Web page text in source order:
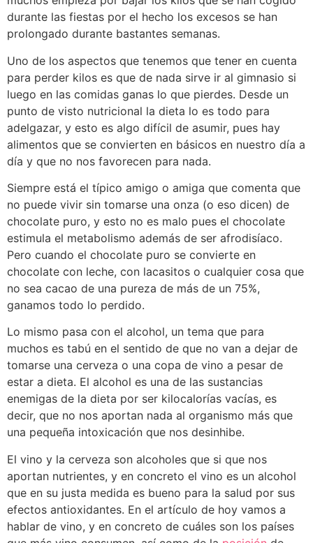
durante las fiestas por el hecho los excesos se han
prolongado durante bastantes semanas.
Uno de los aspectos que tenemos que tener en cuenta
para perder kilos es que de nada sirve ir al gimnasio si
luego en las comidas ganas lo que pierdes. Desde un
punto de visto nutricional la dieta lo es todo para
adelgazar, y esto es algo difícil de asumir, pues hay
alimentos que se convierten en básicos en nuestro día a
día y que no nos favorecen para nada.
Siempre está el típico amigo o amiga que comenta que
no puede vivir sin tomarse una onza (o eso dicen) de
chocolate puro, y esto no es malo pues el chocolate
estimula el metabolismo además de ser afrodisíaco.
Pero cuando el chocolate puro se convierte en
chocolate con leche, con lacasitos o cualquier cosa que
no sea cacao de una pureza de más de un 75%,
ganamos todo lo perdido.
Lo mismo pasa con el alcohol, un tema que para
muchos es tabú en el sentido de que no van a dejar de
tomarse una cerveza o una copa de vino a pesar de
estar a dieta. El alcohol es una de las sustancias
enemigas de la dieta por ser kilocalorías vacías, es
decir, que no nos aportan nada al organismo más que
una pequeña intoxicación que nos desinhibe.
El vino y la cerveza son alcoholes que si que nos
aportan nutrientes, y en concreto el vino es un alcohol
que en su justa medida es bueno para la salud por sus
efectos antioxidantes. En el artículo de hoy vamos a
hablar de vino, y en concreto de cuáles son los países